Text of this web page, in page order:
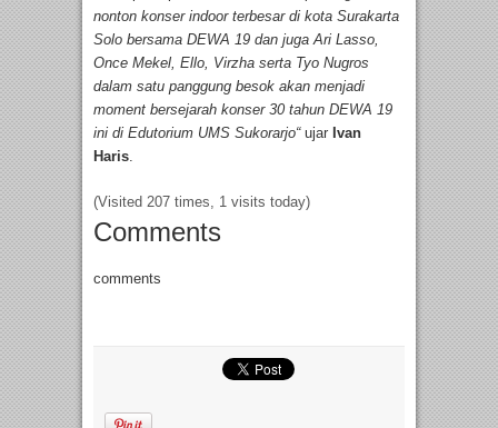
nonton konser indoor terbesar di kota Surakarta
Solo bersama DEWA 19 dan juga Ari Lasso,
Once Mekel, Ello, Virzha serta Tyo Nugros
dalam satu panggung besok akan menjadi
moment bersejarah konser 30 tahun DEWA 19
ini di Edutorium UMS Sukorarjo“ujar Ivan
Haris
(Visited 207 times, 1 visits today)
Comments
comments